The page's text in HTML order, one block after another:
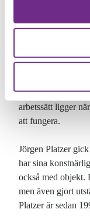
tydliga referenser
Som en parallell
förflyttning. I
plåthästar,
undersökning av
globalt kretslopp
arbetssätt ligger
att fungera.
Jörgen Platzer
har sina
också med objekt.
men även gjort
Platzer är sedan